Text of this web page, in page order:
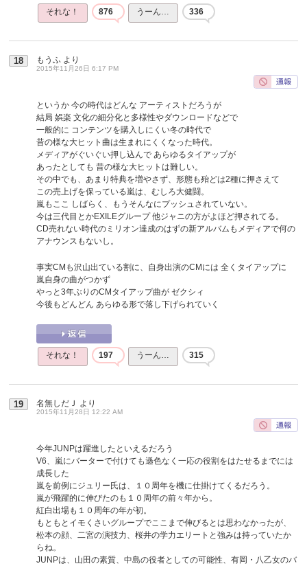
それな！ 876 うーん… 336
18 もうふ より
2015年11月26日 6:17 PM
というか 今の時代はどんな アーティストだろうが
結局 娯楽 文化の細分化と多様性やダウンロードなどで
一般的に コンテンツを購入しにくい冬の時代で
昔の様な大ヒット曲は生まれにくくなった時代。
メディアがぐいぐい押し込んで あらゆるタイアップが
あったとしても 昔の様な大ヒットは難しい。
その中でも、あまり特典を増やさず、形態も殆どは2種に押さえて
この売上げを保っている嵐は、むしろ大健闘。
嵐もここ しばらく、もうそんなにプッシュされていない。
今は三代目とかEXILEグループ 他ジャニの方がよほど押されてる。
CD売れない時代のミリオン達成のはずの新アルバムもメディアで何の
アナウンスもないし。
事実CMも沢山出ている割に、自身出演のCMには 全くタイアップに
嵐自身の曲がつかず
やっと3年ぶりのCMタイアップ曲が ゼクシィ
今後もどんどん あらゆる形で落し下げられていく
それな！ 197 うーん… 315
19 名無しだＪ より
2015年11月28日 12:22 AM
今年JUNPは躍進したといえるだろう
V6、嵐にバーターで付けても遜色なく一応の役割をはたせるまでには
成長した
嵐を前例にジュリー氏は、１０周年を機に仕掛けてくるだろう。
嵐が飛躍的に伸びたのも１０周年の前々年から。
紅白出場も１０周年の年が初。
もともとイモくさいグループでここまで伸びるとは思わなかったが、
松本の顔、二宮の演技力、桜井の学力エリートと強みは持っていたか
らね。
JUNPは、山田の素質、中島の役者としての可能性、有岡・八乙女のバ